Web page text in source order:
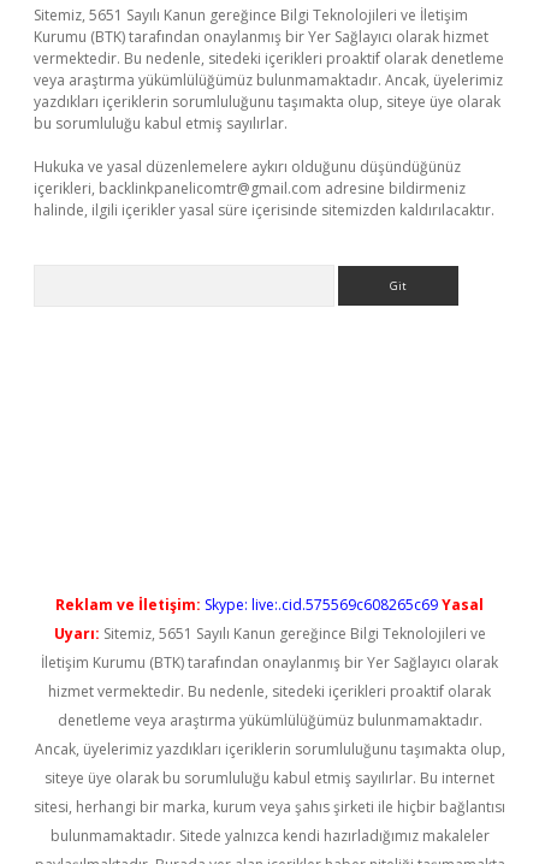
Sitemiz, 5651 Sayılı Kanun gereğince Bilgi Teknolojileri ve İletişim
Kurumu (BTK) tarafından onaylanmış bir Yer Sağlayıcı olarak hizmet
vermektedir. Bu nedenle, sitedeki içerikleri proaktif olarak denetleme
veya araştırma yükümlülüğümüz bulunmamaktadır. Ancak, üyelerimiz
yazdıkları içeriklerin sorumluluğunu taşımakta olup, siteye üye olarak
bu sorumluluğu kabul etmiş sayılırlar.
Hukuka ve yasal düzenlemelere aykırı olduğunu düşündüğünüz
içerikleri, backlinkpanelicomtr@gmail.com adresine bildirmeniz
halinde, ilgili içerikler yasal süre içerisinde sitemizden kaldırılacaktır.
Reklam ve İletişim: Skype: live:.cid.575569c608265c69Yasal
Uyarı: Sitemiz, 5651 Sayılı Kanun gereğince Bilgi Teknolojileri ve
İletişim Kurumu (BTK) tarafından onaylanmış bir Yer Sağlayıcı olarak
hizmet vermektedir. Bu nedenle, sitedeki içerikleri proaktif olarak
denetleme veya araştırma yükümlülüğümüz bulunmamaktadır.
Ancak, üyelerimiz yazdıkları içeriklerin sorumluluğunu taşımakta olup,
siteye üye olarak bu sorumluluğu kabul etmiş sayılırlar. Bu internet
sitesi, herhangi bir marka, kurum veya şahıs şirketi ile hiçbir bağlantısı
bulunmamaktadır. Sitede yalnızca kendi hazırladığımız makaleler